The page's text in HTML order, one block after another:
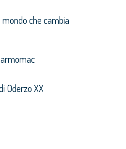
che cambia
Oderzo XX